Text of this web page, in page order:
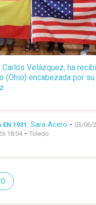
Velázquez, ha
(Ohio) encabezada por
1931 Sara Acero - 03/06/
18:04- Toledo